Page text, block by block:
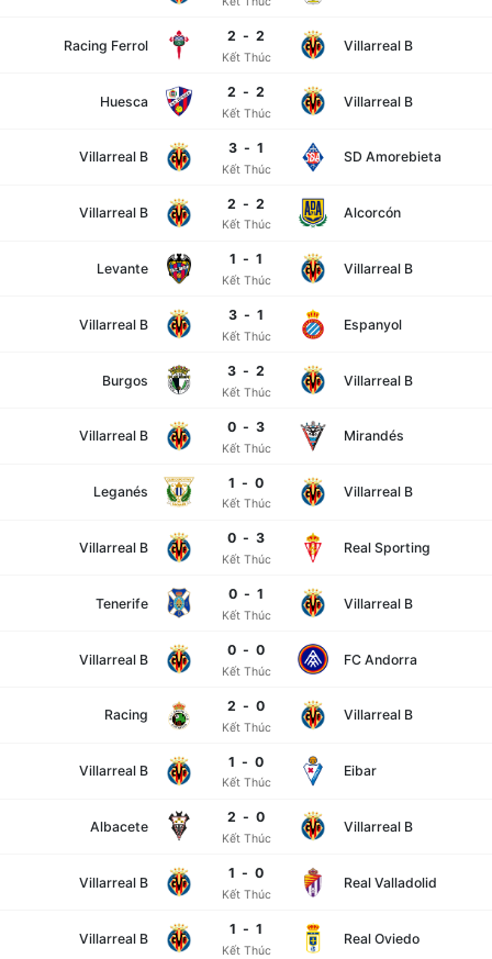
Racing Ferrol
Kết Thúc
2 - 2
Villarreal B
Huesca
Kết Thúc
2 - 2
Villarreal B
Villarreal B
Kết Thúc
3 - 1
SD Amorebieta
Villarreal B
Kết Thúc
2 - 2
Alcorcón
Levante
Kết Thúc
1 - 1
Villarreal B
Villarreal B
Kết Thúc
3 - 1
Espanyol
Burgos
Kết Thúc
3 - 2
Villarreal B
Villarreal B
Kết Thúc
0 - 3
Mirandés
Leganés
Kết Thúc
1 - 0
Villarreal B
Villarreal B
Kết Thúc
0 - 3
Real Sporting
Tenerife
Kết Thúc
0 - 1
Villarreal B
Villarreal B
Kết Thúc
0 - 0
FC Andorra
Racing
Kết Thúc
2 - 0
Villarreal B
Villarreal B
Kết Thúc
1 - 0
Eibar
Albacete
Kết Thúc
2 - 0
Villarreal B
Villarreal B
Kết Thúc
1 - 0
Real Valladolid
Villarreal B
Kết Thúc
1 - 1
Real Oviedo